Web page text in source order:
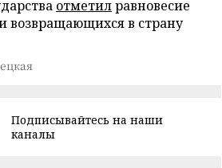
отметилравновесие
возвращающихся в страну
Подписывайтесь на наши
каналы